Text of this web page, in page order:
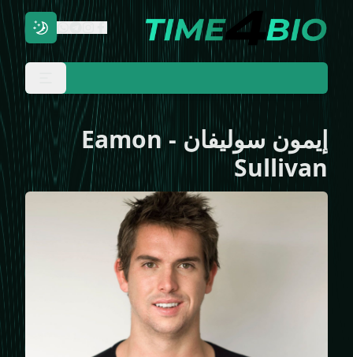
إيمون سوليفان -
Eamon
Sullivan